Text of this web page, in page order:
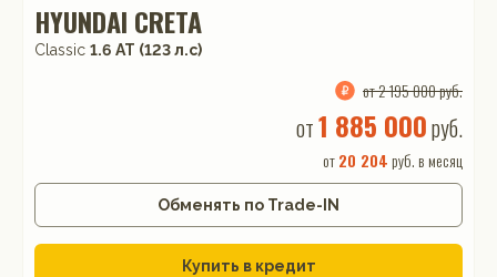
HYUNDAI CRETA
Classic 1.6 АТ (123 л.с)
от 2 195 000 руб.
от1 885 000руб.
от20 204 руб. в месяц
Обменять по Trade-IN
Купить в кредит